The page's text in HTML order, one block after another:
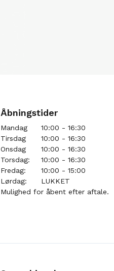
Åbningstider
Mandag
10:00 - 16:30
Tirsdag
10:00 - 16:30
Onsdag
10:00 - 16:30
Torsdag:
10:00 - 16:30
Fredag:
10:00 - 15:00
Lørdag:
LUKKET
Mulighed for åbent efter aftale.